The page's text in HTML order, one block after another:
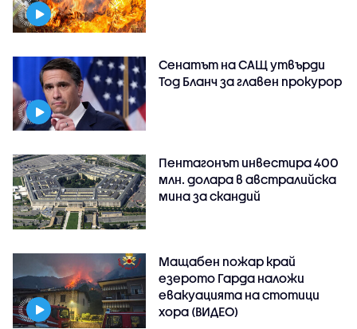
Сенатът на САЩ утвърди
Тод Бланч за главен прокурор
Пентагонът инвестира 400
млн. долара в австралийска
мина за скандий
Мащабен пожар край
езерото Гарда наложи
евакуацията на стотици
хора (ВИДЕО)